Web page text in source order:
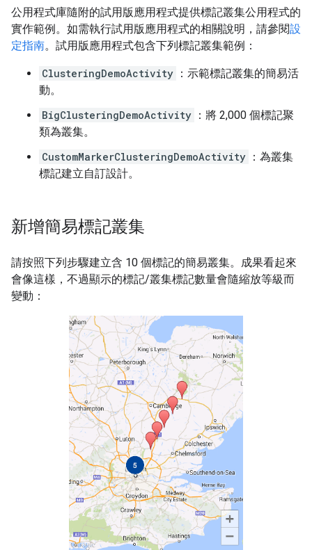
公用程式庫隨附的試用版應用程式提供標記叢集公用程式的
實作範例。如需執行試用版應用程式的相關說明，請參閱設
定指南。試用版應用程式包含下列標記叢集範例：
ClusteringDemoActivity ：示範標記叢集的簡易活
動。
BigClusteringDemoActivity ：將 2,000 個標記聚
類為叢集。
CustomMarkerClusteringDemoActivity ：為叢集
標記建立自訂設計。
新增簡易標記叢集
請按照下列步驟建立含 10 個標記的簡易叢集。成果看起來
會像這樣，不過顯示的標記/叢集標記數量會隨縮放等級而
變動：